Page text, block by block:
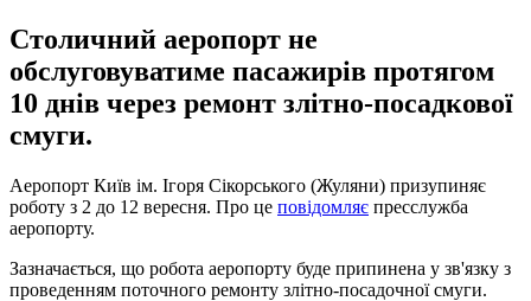
Столичний аеропорт не
обслуговуватиме пасажирів протягом
10 днів через ремонт злітно-посадкової
смуги.
Аеропорт Київ ім. Ігоря Сікорського (Жуляни) призупиняє
роботу з 2 до 12 вересня. Про це повідомляє пресслужба
аеропорту.
Зазначається, що робота аеропорту буде припинена у зв'язку з
проведенням поточного ремонту злітно-посадочної смуги.